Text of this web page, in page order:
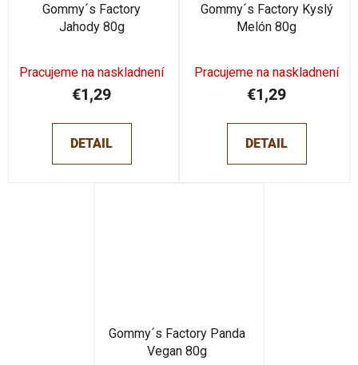
Gommy´s Factory
Jahody 80g
Pracujeme na naskladnení
€1,29
DETAIL
Gommy´s Factory Kyslý
Melón 80g
Pracujeme na naskladnení
€1,29
DETAIL
Gommy´s Factory Panda
Vegan 80g